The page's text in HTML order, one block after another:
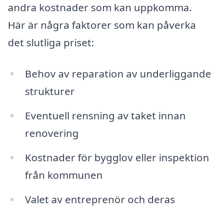
andra kostnader som kan uppkomma.
Här är några faktorer som kan påverka
det slutliga priset:
Behov av reparation av underliggande
strukturer
Eventuell rensning av taket innan
renovering
Kostnader för bygglov eller inspektion
från kommunen
Valet av entreprenör och deras